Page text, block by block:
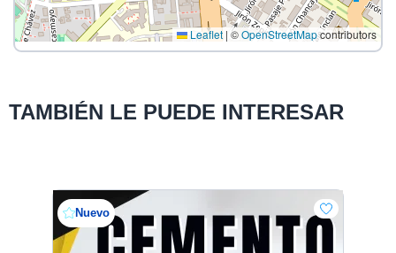
Leaflet | ©OpenStreetMapcontributors
TAMBIÉN LE PUEDE INTERESAR
Nuevo